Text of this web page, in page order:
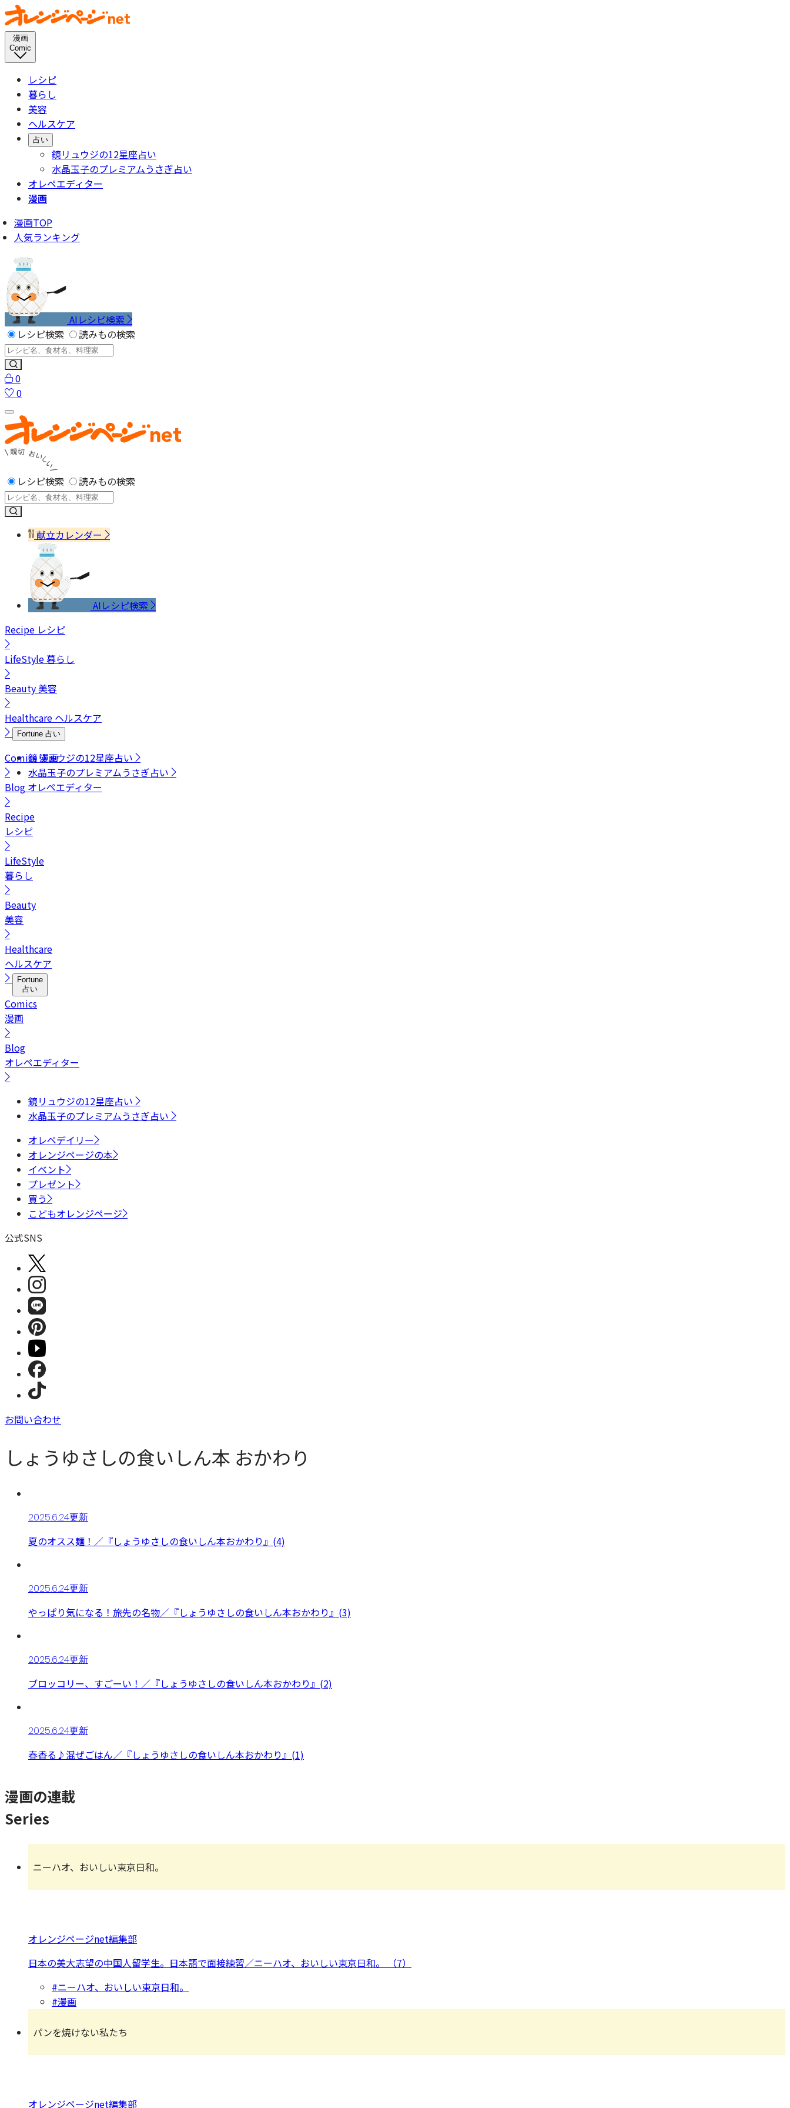
漫画
Comic
レシピ
暮らし
美容
ヘルスケア
占い
鏡リュウジの12星座占い
水晶玉子のプレミアムうさぎ占い
オレペエディター
漫画
漫画TOP
人気ランキング
AIレシピ検索
レシピ検索
読みもの検索
0
0
レシピ検索 読みもの検索
献立カレンダー
AIレシピ検索
Recipe レシピ
LifeStyle暮らし
Beauty美容
Healthcare ヘルスケア
Fortune 占い
鏡リュウジの12星座占い
水晶玉子のプレミアムうさぎ占い
Comics漫画
Blog オレペエディター
Recipe
レシピ
LifeStyle
暮らし
Beauty
美容
Healthcare
ヘルスケア
Fortune
占い
Comics
漫画
Blog
オレペエディター
鏡リュウジの12星座占い
水晶玉子のプレミアムうさぎ占い
オレペデイリー
オレンジページの本
イベント
プレゼント
買う
こどもオレンジページ
公式SNS
お問い合わせ
しょうゆさしの食いしん本 おかわり
2025.6.24更新
夏のオスス麺！／『しょうゆさしの食いしん本おかわり』(4)
2025.6.24更新
やっぱり気になる！旅先の名物／『しょうゆさしの食いしん本おかわり』(3)
2025.6.24更新
ブロッコリー、すごーい！／『しょうゆさしの食いしん本おかわり』(2)
2025.6.24更新
春香る♪混ぜごはん／『しょうゆさしの食いしん本おかわり』(1)
漫画の連載
Series
ニーハオ、おいしい東京日和。
オレンジページnet編集部
日本の美大志望の中国人留学生。日本語で面接練習／ニーハオ、おいしい東京日和。 （7）
#ニーハオ、おいしい東京日和。
#漫画
パンを焼けない私たち
オレンジページnet編集部